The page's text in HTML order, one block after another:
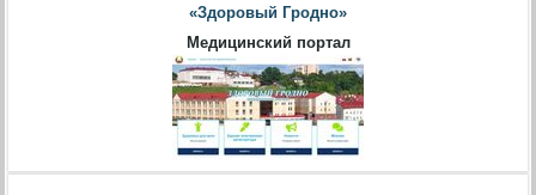
«Здоровый Гродно»
Медицинский портал